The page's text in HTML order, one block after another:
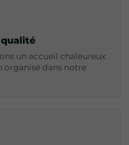
un accueil chaleureux
organisé dans notre